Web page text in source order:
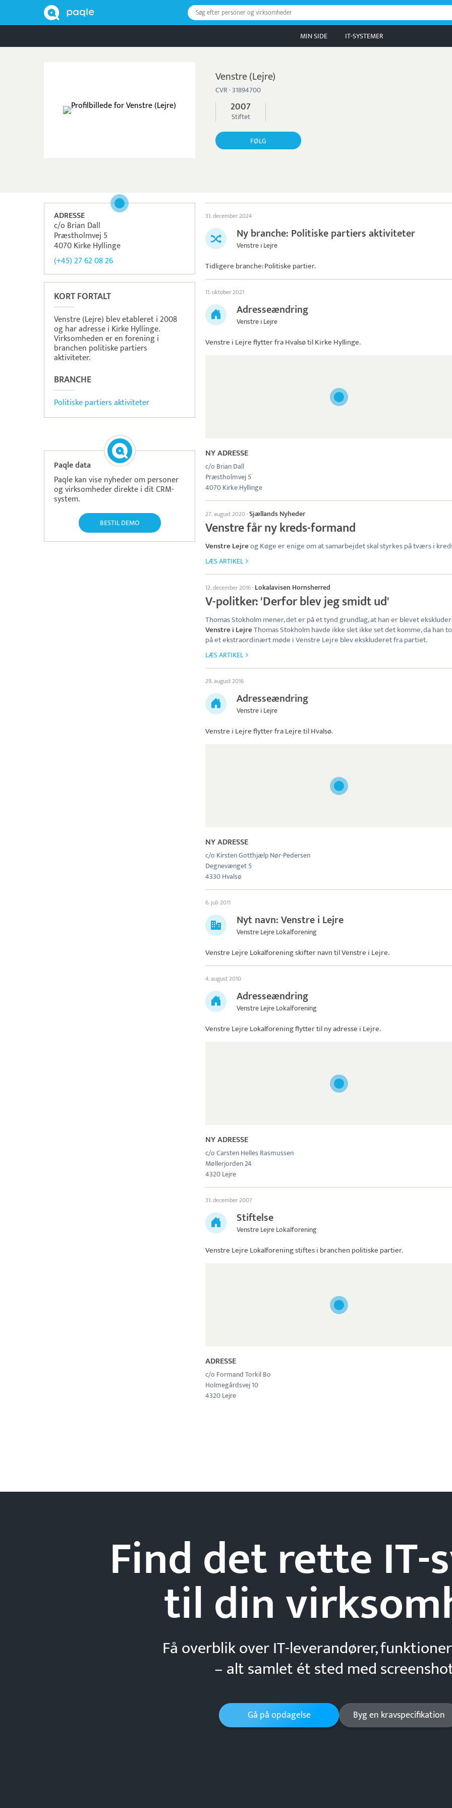
Søg efter personer og virksomheder
MIN SIDE IT-SYSTEMER
Venstre (Lejre)
CVR · 31894700
2007
Stiftet
FØLG
ADRESSE
c/o Brian Dall
Præstholmvej 5
4070 Kirke Hyllinge
(+45) 27 62 08 26
KORT FORTALT
Venstre (Lejre) blev etableret i 2008
og har adresse i Kirke Hyllinge.
Virksomheden er en forening i
branchen politiske partiers
aktiviteter.
BRANCHE
Politiske partiers aktiviteter
Paqle data
Paqle kan vise nyheder om personer
og virksomheder direkte i dit CRM-
system.
BESTIL DEMO
31. december 2024
Ny branche: Politiske partiers aktiviteter
Venstre i Lejre
Tidligere branche: Politiske partier.
11. oktober 2021
Adresseændring
Venstre i Lejre
Venstre i Lejreflytter fra Hvalsø til Kirke Hyllinge.
NY ADRESSE
c/o Brian Dall
Præstholmvej 5
4070 Kirke Hyllinge
27. august 2020·Sjællands Nyheder
Venstre får ny kreds-formand
Venstre Lejreog Køge er enige om at samarbejdet skal styrkes på tværs i
LÆS ARTIKEL
12. december 2016· Lokalavisen Hornsherred
V-politker: 'Derfor blev jeg smidt ud'
Thomas Stokholm mener, det er på et tynd grundlag, at han er blevet
Venstre i LejreThomas Stokholm havde ikke slet ikke set det komme, da han
på et ekstraordinært møde i Venstre Lejre blev ekskluderet fra partiet.
LÆS ARTIKEL
29. august 2016
Adresseændring
Venstre i Lejre
Venstre i Lejreflytter fra Lejre til Hvalsø.
NY ADRESSE
c/o Kirsten Gotthjælp Nør-Pedersen
Degnevænget 5
4330 Hvalsø
6. juli 2011
Nyt navn: Venstre i Lejre
Venstre Lejre Lokalforening
Venstre Lejre Lokalforening skifter navn tilVenstre i Lejre.
4. august 2010
Adresseændring
Venstre Lejre Lokalforening
Venstre Lejre Lokalforeningflytter til ny adresse i Lejre.
NY ADRESSE
c/o Carsten Helles Rasmussen
Møllerjorden 24
4320 Lejre
31. december 2007
Stiftelse
Venstre Lejre Lokalforening
Venstre Lejre Lokalforeningstiftes i branchen politiske partier.
ADRESSE
c/o Formand Torkil Bo
Holmegårdsvej 10
4320 Lejre
Find det rette IT-
tildin
Få overblik over IT-leverandører,
– alt samlet ét sted med
Gå på opdagelse Byg en kravspecifikation